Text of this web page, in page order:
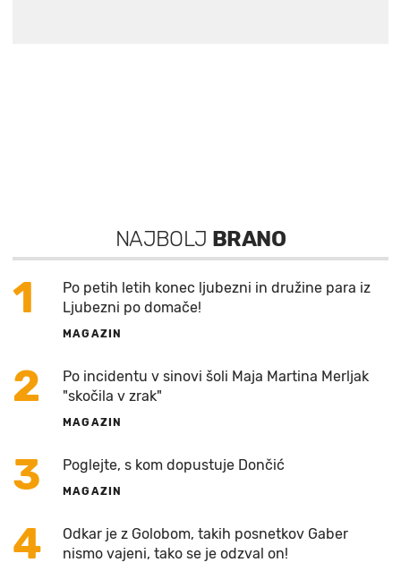
NAJBOLJ BRANO
1
Po petih letih konec ljubezni in družine para iz
Ljubezni po domače!
MAGAZIN
2
Po incidentu v sinovi šoli Maja Martina Merljak
"skočila v zrak"
MAGAZIN
3 Poglejte, s kom dopustuje Dončić
MAGAZIN
4
Odkar je z Golobom, takih posnetkov Gaber
nismo vajeni, tako se je odzval on!